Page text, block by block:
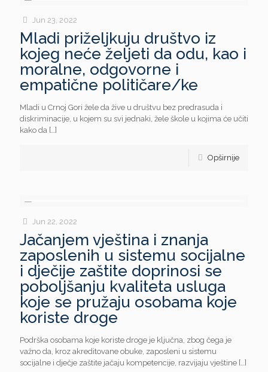
Jun 23, 2022
Mladi priželjkuju društvo iz
kojeg neće željeti da odu, kao i
moralne, odgovorne i
empatične političare/ke
Mladi u Crnoj Gori žele da žive u društvu bez predrasuda i
diskriminacije, u kojem su svi jednaki, žele škole u kojima će učiti
kako da […]
Opširnije
Jun 22, 2022
Jačanjem vještina i znanja
zaposlenih u sistemu socijalne
i dječije zaštite doprinosi se
poboljšanju kvaliteta usluga
koje se pružaju osobama koje
koriste droge
Podrška osobama koje koriste droge je ključna, zbog čega je
važno da, kroz akreditovane obuke, zaposleni u sistemu
socijalne i dječje zaštite jačaju kompetencije, razvijaju vještine […]